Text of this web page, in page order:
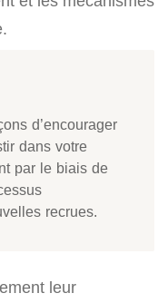
d’encourager
dans votre
par le biais de
recrues.
leur